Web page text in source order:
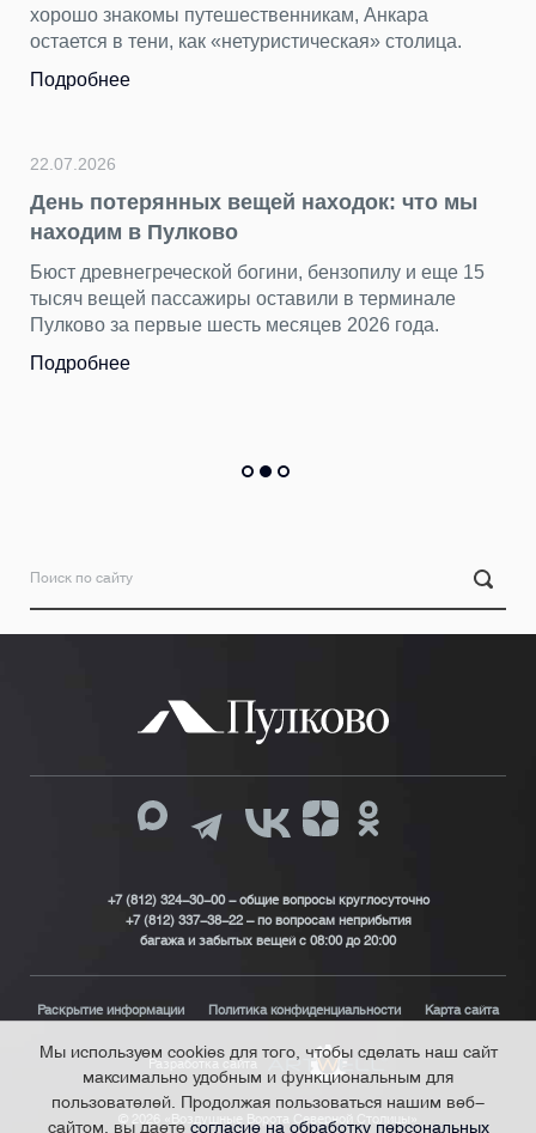
столица.
что мы
и еще 15
года.
общедоступной зоне, впервые
ROSTIC’S.
В Абхазию — без пересадок:
Airlines запустил прямые рейсы
в Сухум
Сегодня из аэропорта Пулково
регулярный рейс в столицу Абхазии.
+7 (812) 324-30-00 - общие вопросы круглосуточно
+7 (812) 337-38-22 – по вопросам неприбытия
багажа и забытых вещей с 08:00 до 20:00
Раскрытие информации Политика конфиденциальности Карта сайта
Разработка сайта
© 2026 «Воздушные Ворота Северной Столицы»
Мы используем cookies для того, чтобы сделать наш сайт
максимально удобным и функциональным для
пользователей. Продолжая пользоваться нашим веб-
сайтом, вы даетесогласие на обработку персональных